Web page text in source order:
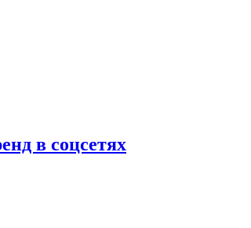
в соцсетях